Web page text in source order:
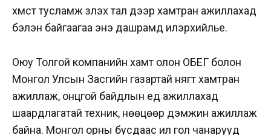
хүмүүст тусламж үзүүлэх тал дээр хамтран ажиллахад
бэлэн байгаагаа энэ дашрамд илэрхийлье.
Оюу Толгой компанийн хамт олон ОБЕГ болон
Монгол Улсын Засгийн газартай нягт хамтран
ажиллаж, онцгой байдлын үед ажиллахад
шаардлагатай техник, нөөцөөр дэмжин ажиллаж
байна. Монгол орны бусдаас илүү гол чанарууд